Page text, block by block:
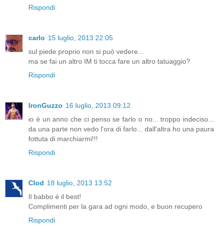
Rispondi
carlo 15 luglio, 2013 22:05
sul piede proprio non si può vedere...
ma se fai un altro IM ti tocca fare un altro tatuaggio?
Rispondi
IronGuzzo 16 luglio, 2013 09:12
io è un anno che ci penso se farlo o no... troppo indeciso...
da una parte non vedo l'ora di farlo... dall'altra ho una paura
fottuta di marchiarmi!!!
Rispondi
Clod 18 luglio, 2013 13:52
Il babbo é il best!
Complimenti per la gara ad ogni modo, e buon recupero
Rispondi